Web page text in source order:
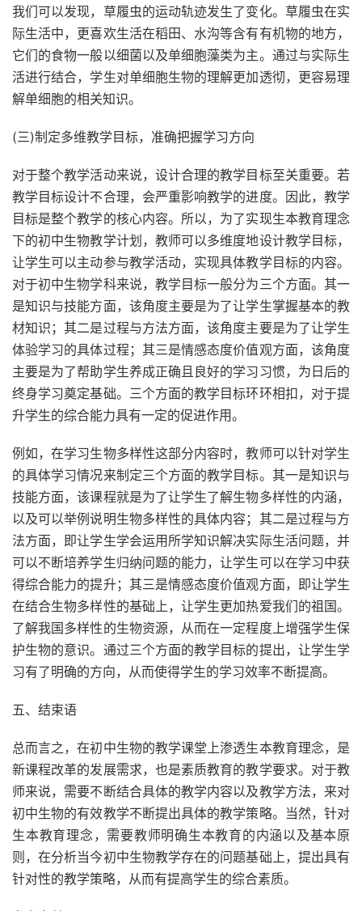
我们可以发现，草履虫的运动轨迹发生了变化。草履虫在实
际生活中，更喜欢生活在稻田、水沟等含有有机物的地方，
它们的食物一般以细菌以及单细胞藻类为主。通过与实际生
活进行结合，学生对单细胞生物的理解更加透彻，更容易理
解单细胞的相关知识。
(三)制定多维教学目标，准确把握学习方向
对于整个教学活动来说，设计合理的教学目标至关重要。若
教学目标设计不合理，会严重影响教学的进度。因此，教学
目标是整个教学的核心内容。所以，为了实现生本教育理念
下的初中生物教学计划，教师可以多维度地设计教学目标，
让学生可以主动参与教学活动，实现具体教学目标的内容。
对于初中生物学科来说，教学目标一般分为三个方面。其一
是知识与技能方面，该角度主要是为了让学生掌握基本的教
材知识；其二是过程与方法方面，该角度主要是为了让学生
体验学习的具体过程；其三是情感态度价值观方面，该角度
主要是为了帮助学生养成正确且良好的学习习惯，为日后的
终身学习奠定基础。三个方面的教学目标环环相扣，对于提
升学生的综合能力具有一定的促进作用。
例如，在学习生物多样性这部分内容时，教师可以针对学生
的具体学习情况来制定三个方面的教学目标。其一是知识与
技能方面，该课程就是为了让学生了解生物多样性的内涵，
以及可以举例说明生物多样性的具体内容；其二是过程与方
法方面，即让学生学会运用所学知识解决实际生活问题，并
可以不断培养学生归纳问题的能力，让学生可以在学习中获
得综合能力的提升；其三是情感态度价值观方面，即让学生
在结合生物多样性的基础上，让学生更加热爱我们的祖国。
了解我国多样性的生物资源，从而在一定程度上增强学生保
护生物的意识。通过三个方面的教学目标的提出，让学生学
习有了明确的方向，从而使得学生的学习效率不断提高。
五、结束语
总而言之，在初中生物的教学课堂上渗透生本教育理念，是
新课程改革的发展需求，也是素质教育的教学要求。对于教
师来说，需要不断结合具体的教学内容以及教学方法，来对
初中生物的有效教学不断提出具体的教学策略。当然，针对
生本教育理念，需要教师明确生本教育的内涵以及基本原
则，在分析当今初中生物教学存在的问题基础上，提出具有
针对性的教学策略，从而有提高学生的综合素质。